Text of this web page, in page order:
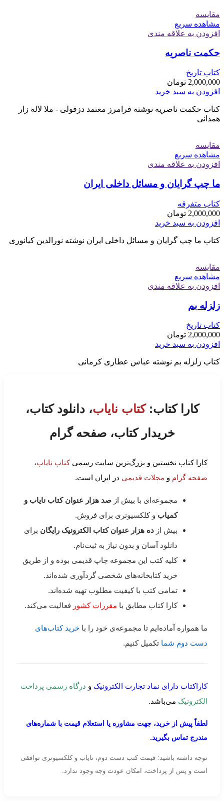
مقایسه
مشاهده سریع
افزودن به علاقه مندی
حکمت ناصریه
کتاب تاریخ
2,000,000 تومان
افزودن به سبد خرید
کتاب حکمت ناصریه نوشته فرامرز معتمد دزفولی - ملا لاله زار
همدانی
مقایسه
مشاهده سریع
افزودن به علاقه مندی
ما چپ گرایان و مسائل داخلی ایران
کتاب متفرقه
2,000,000 تومان
افزودن به سبد خرید
کتاب ما چپ گرایان و مسائل داخلی ایران نوشته نورالدین کیانوری
مقایسه
مشاهده سریع
افزودن به علاقه مندی
زلزله بم
کتاب تاریخ
2,000,000 تومان
افزودن به سبد خرید
کتاب زلزله بم نوشته عباس عطاری کرمانی
کارا کتاب:کتاب نایاب، دانلود کتاب،
خریدار کتاب، صفحه گرام
کارا کتاب نخستین و بزرگ‌ترین سایت رسمیکتاب نایاب،
صفحه گرام و مجلات قدیمی در ایران است.
مجموعه‌ای با بیش از صد هزار عنوان کتاب نایاب و
کمیاب و کلکسیونری برای فروش.
بیش از ده هزار عنوان کتاب الکترونیک رایگان برای
دانلود آسان و بدون نیاز به ثبت‌نام.
کلیه کتب این مجموعه چاپ قدیمی بوده و از طریق
خرید کتابخانه‌های شخصی گردآوری شده‌اند.
تمامی کتب با کیفیت مطلوب تهیه شده‌اند.
کارا کتاب مطابق با مقررات کشور فعالیت می‌کند.
ما همواره آماده‌ایم تا مجموعه‌ی خود را با خرید کتاب‌های
دست دوم شما تکمیل کنیم.
کاراکتاب دارای نماد تجارت الکترونیک و درگاه رسمی پرداخت
الکترونیک می‌باشد.
لطفاً پیش از خرید، جهت مشاوره یا استعلام قیمت با شماره‌های
مندرج تماس بگیرید.
توجه داشته باشید: قیمت کتب دست دوم، نایاب و کلکسیونری توافقی
است و پس از پرداخت، امکان عودت وجه وجود ندارد.